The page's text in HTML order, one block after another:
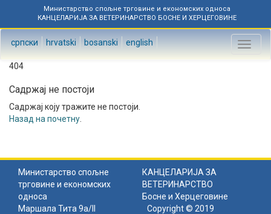
Министарство спољне трговине и економских односа
КАНЦЕЛАРИЈА ЗА ВЕТЕРИНАРСТВО БОСНЕ И ХЕРЦЕГОВИНЕ
српски hrvatski bosanski english
Toggle
404
Садржај не постоји
Садржај коју тражите не постоји.
Назад на почетну
Министарство спољне
трговине и економских
односа
КАНЦЕЛАРИЈА ЗА
ВЕТЕРИНАРСТВО
Босне и Херцеговине
Маршала Тита 9а/II
Copyright © 2019